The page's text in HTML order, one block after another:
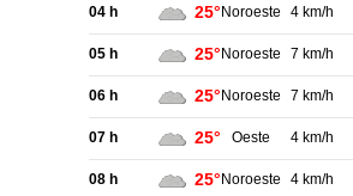
04 h 25° Noroeste 4 km/h
05 h 25° Noroeste 7 km/h
06 h 25° Noroeste 7 km/h
07 h 25° Oeste 4 km/h
08 h 25° Noroeste 4 km/h